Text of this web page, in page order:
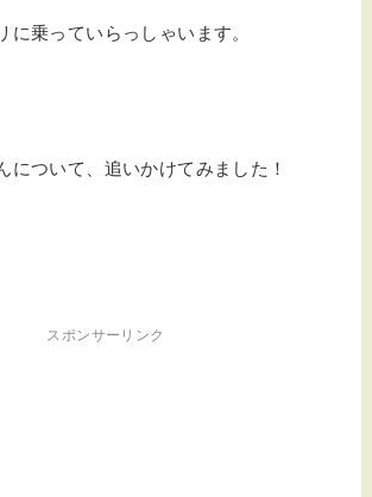
に乗っていらっしゃいます。
について、追いかけてみました！
スポンサーリンク